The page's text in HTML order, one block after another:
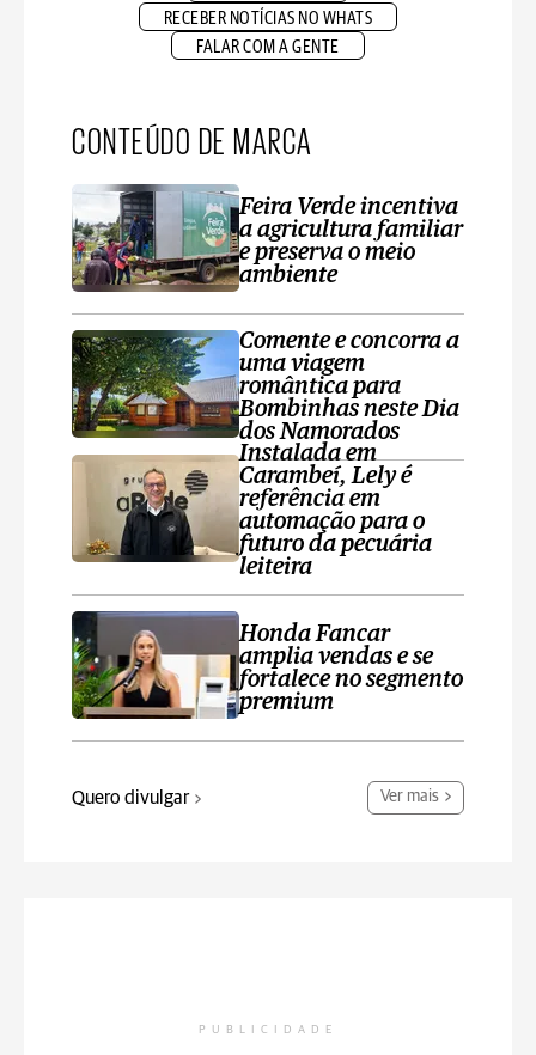
RECEBER NOTÍCIAS NO WHATS
FALAR COM A GENTE
CONTEÚDO DE MARCA
Feira Verde incentiva
a agricultura familiar
e preserva o meio
ambiente
Comente e concorra a
uma viagem
romântica para
Bombinhas neste Dia
dos Namorados
Instalada em
Carambeí, Lely é
referência em
automação para o
futuro da pecuária
leiteira
Honda Fancar
amplia vendas e se
fortalece no segmento
premium
Quero divulgar Ver mais
PUBLICIDADE